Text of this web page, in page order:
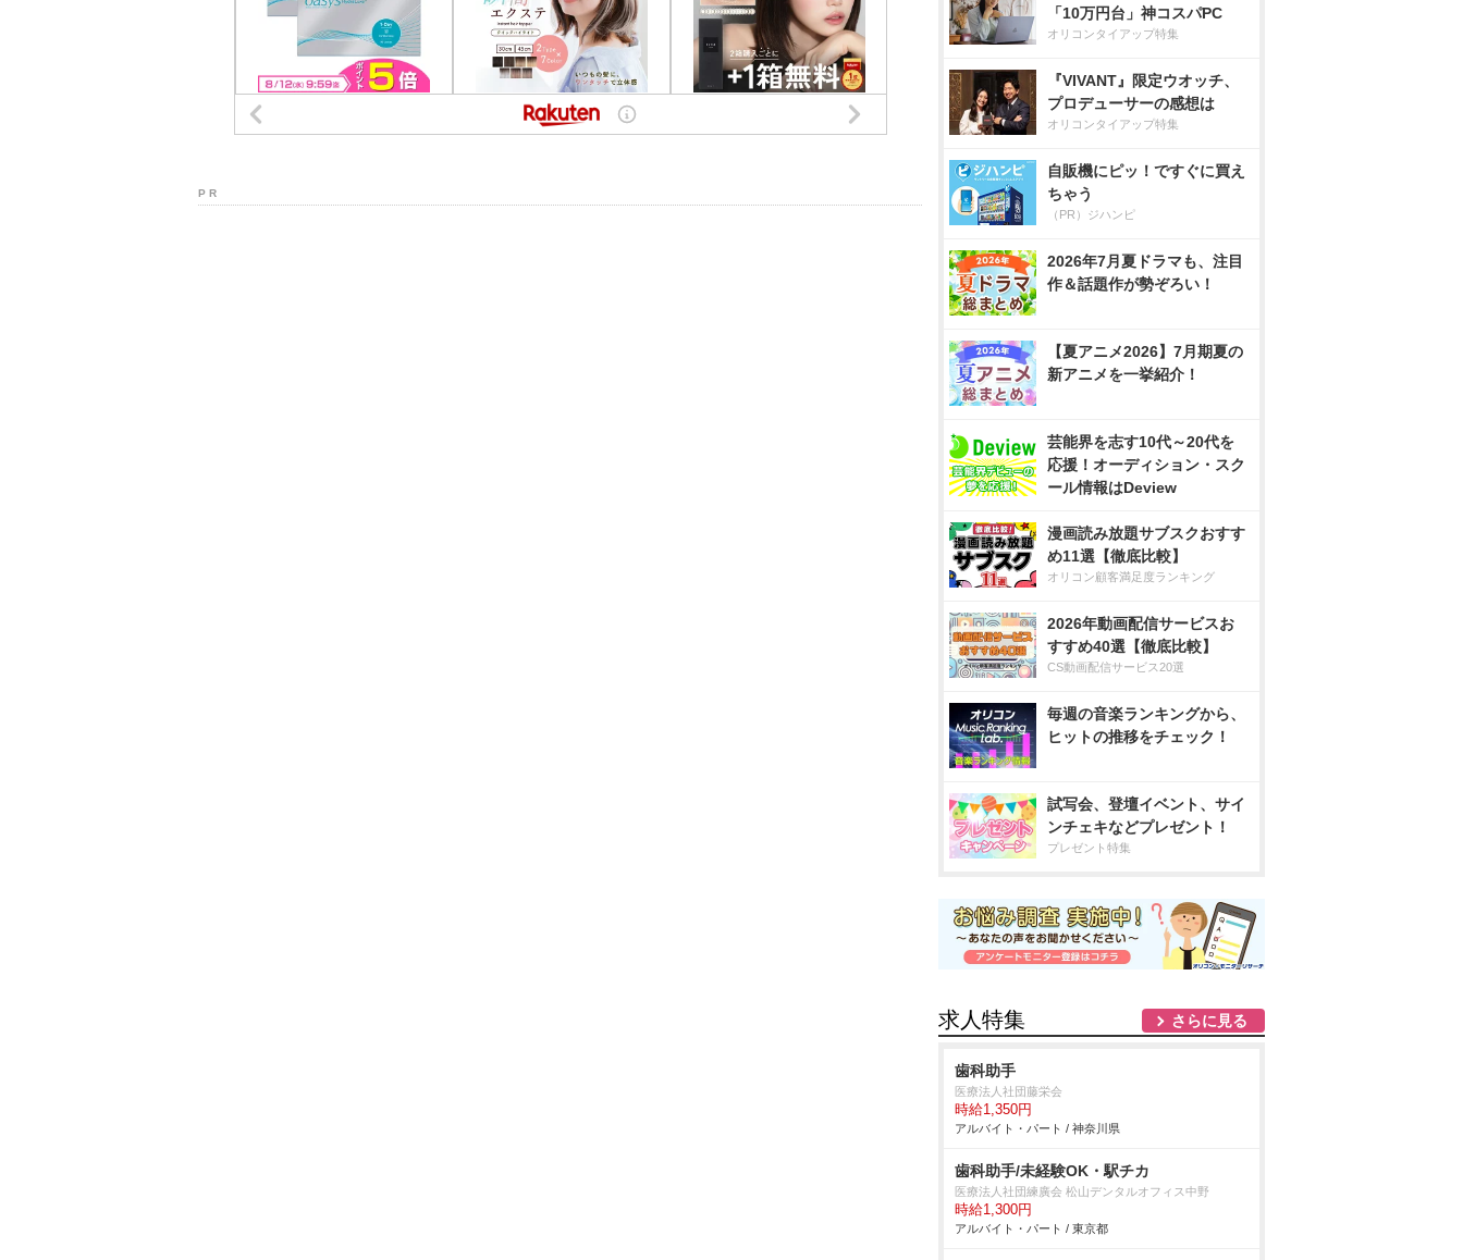
P R
「10万円台」神コスパPC
オリコンタイアップ特集
『VIVANT』限定ウオッチ、
プロデューサーの感想は
オリコンタイアップ特集
自販機にピッ！ですぐに買え
ちゃう
（PR）ジハンピ
2026年7月夏ドラマも、注目
作＆話題作が勢ぞろい！
【夏アニメ2026】7月期夏の
新アニメを一挙紹介！
芸能界を志す10代～20代を
応援！オーディション・スク
ール情報はDeview
漫画読み放題サブスクおすす
め11選【徹底比較】
オリコン顧客満足度ランキング
2026年動画配信サービスお
すすめ40選【徹底比較】
CS動画配信サービス20選
毎週の音楽ランキングから、
ヒットの推移をチェック！
試写会、登壇イベント、サイ
ンチェキなどプレゼント！
プレゼント特集
求人特集 さらに見る
歯科助手
医療法人社団藤栄会
時給1,350円
アルバイト・パート / 神奈川県
歯科助手/未経験OK・駅チカ
医療法人社団練廣会 松山デンタルオフィス中野
時給1,300円
アルバイト・パート / 東京都